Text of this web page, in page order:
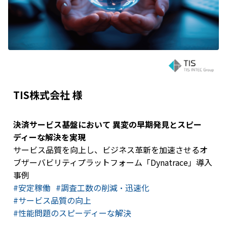
TIS株式会社 様
決済サービス基盤において 異変の早期発見とスピー
ディーな解決を実現
サービス品質を向上し、ビジネス革新を加速させるオ
ブザーバビリティプラットフォーム「Dynatrace」導入
事例
#安定稼働 #調査工数の削減・迅速化
#サービス品質の向上
#​性能問題のスピーディーな解決​